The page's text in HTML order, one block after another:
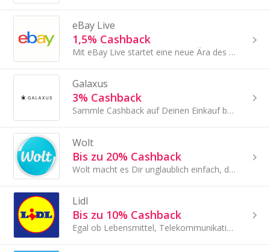
eBay Live
1,5% Cashback
Mit eBay Live startet eine neue Ära des Online-Shoppings – und das legendäre Auktionsgefühl kehrt zurück
Galaxus
3% Cashback
Sammle Cashback auf Deinen Einkauf bei Galaxus!
Wolt
Bis zu 20% Cashback
Wolt macht es Dir unglaublich einfach, das zu finden und zu bekommen, was Du möchtest. Und zwar schnell, zuverlässig und kostengünstig.
Lidl
Bis zu 10% Cashback
Egal ob Lebensmittel, Telekommunikation oder Urlaubsbuchung - Lidl lohnt sich! Und mit Cashback lohnt sich der Einkauf noch mehr.